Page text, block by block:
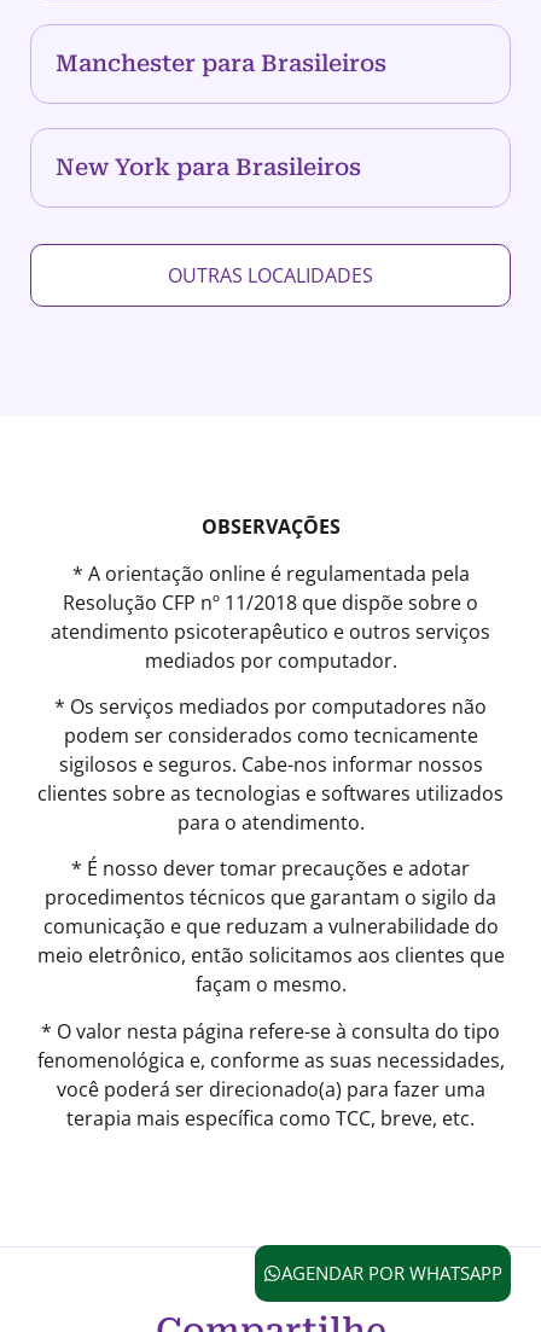
Manchester para Brasileiros
New York para Brasileiros
OUTRAS LOCALIDADES
OBSERVAÇÕES
* A orientação online é regulamentada pela
Resolução CFP nº 11/2018 que dispõe sobre o
atendimento psicoterapêutico e outros serviços
mediados por computador.
* Os serviços mediados por computadores não
podem ser considerados como tecnicamente
sigilosos e seguros. Cabe-nos informar nossos
clientes sobre as tecnologias e softwares utilizados
para o atendimento.
* É nosso dever tomar precauções e adotar
procedimentos técnicos que garantam o sigilo da
comunicação e que reduzam a vulnerabilidade do
meio eletrônico, então solicitamos aos clientes que
façam o mesmo.
* O valor nesta página refere-se à consulta do tipo
fenomenológica e, conforme as suas necessidades,
você poderá ser direcionado(a) para fazer uma
terapia mais específica como TCC, breve, etc.
AGENDAR POR WHATSAPP